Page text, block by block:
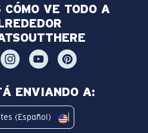
CÓMO VE TODO A
ENVIANDO A:
(Español)